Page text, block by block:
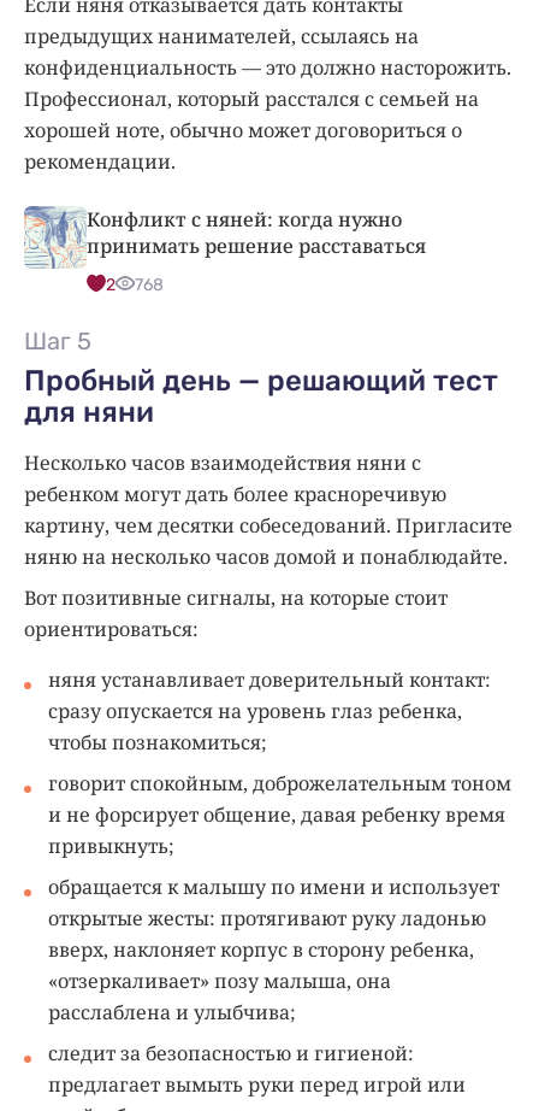
предыдущих нанимателей, ссылаясь на
конфиденциальность — это должно насторожить.
Профессионал, который расстался с семьей на
хорошей ноте, обычно может договориться о
рекомендации.
Конфликт с няней: когда нужно
принимать решение расставаться
2 768
Шаг 5
Пробный день — решающий тест
для няни
Несколько часов взаимодействия няни с
ребенком могут дать более красноречивую
картину, чем десятки собеседований. Пригласите
няню на несколько часов домой и понаблюдайте.
Вот позитивные сигналы, на которые стоит
ориентироваться:
няня устанавливает доверительный контакт:
сразу опускается на уровень глаз ребенка,
чтобы познакомиться;
говорит спокойным, доброжелательным тоном
и не форсирует общение, давая ребенку время
привыкнуть;
обращается к малышу по имени и использует
открытые жесты: протягивают руку ладонью
вверх, наклоняет корпус в сторону ребенка,
«отзеркаливает» позу малыша, она
расслаблена и улыбчива;
следит за безопасностью и гигиеной:
предлагает вымыть руки перед игрой или